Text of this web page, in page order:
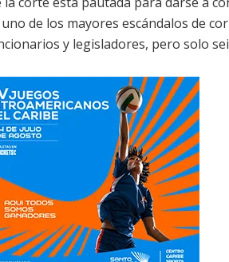
de los mayores escándalos de
y legisladores, pero solo